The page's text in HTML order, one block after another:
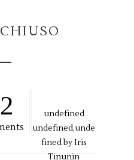
undefined
undefined,unde
fined byIris
Tinunin